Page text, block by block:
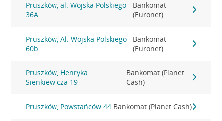
Pruszków, al. Wojska Polskiego
36A
Bankomat
(Euronet)
Pruszków, Al. Wojska Polskiego
60b
Bankomat
(Euronet)
Pruszków, Henryka
Sienkiewicza 19
Bankomat (Planet
Cash)
Pruszków, Powstańców 44 Bankomat (Planet Cash)